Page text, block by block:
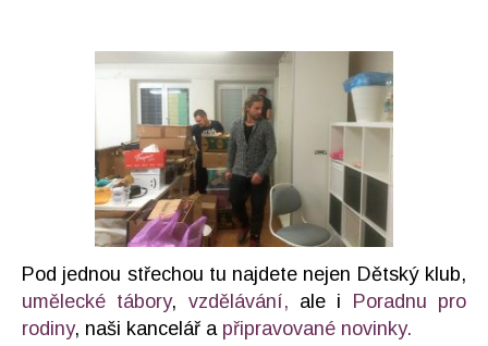
Pod jednou střechou tu najdete nejen Dětský klub,
umělecké tábory, vzdělávání, ale i
Poradnu pro
rodiny, naši kancelář a připravované novinky.